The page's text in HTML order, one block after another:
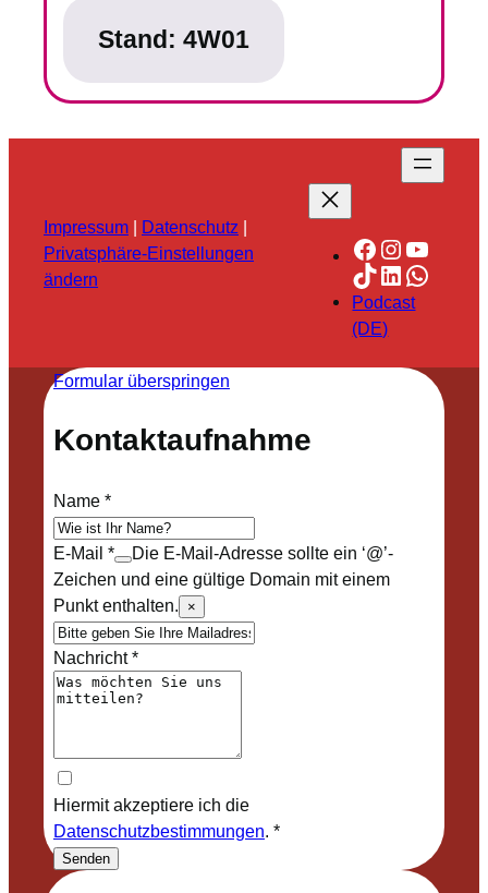
Stand: 4W01
Impressum | Datenschutz |
Privatsphäre-Einstellungen
ändern
Facebook
TikTok
LinkedIn
Podcast
(DE)
Formular überspringen
Kontaktaufnahme
Name*
E-Mail *
Die E-Mail-Adresse sollte ein ‘@’-
Zeichen und eine gültige Domain mit einem
Punkt enthalten.
×
Nachricht*
Hiermit akzeptiere ich die
Datenschutzbestimmungen. *
Senden